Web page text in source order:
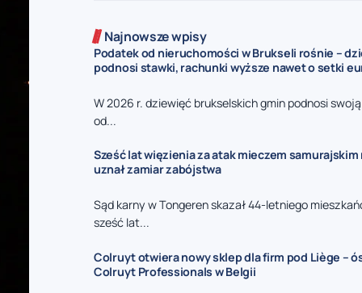
Najnowsze wpisy
Podatek od nieruchomości w Brukseli rośnie –
podnosi stawki, rachunki wyższe nawet o setki
W 2026 r. dziewięć brukselskich gmin podnosi
od...
Sześć lat więzienia za atak mieczem samurajskim
uznał zamiar zabójstwa
Sąd karny w Tongeren skazał 44-letniego
sześć lat...
Colruyt otwiera nowy sklep dla firm pod Liège –
Colruyt Professionals w Belgii